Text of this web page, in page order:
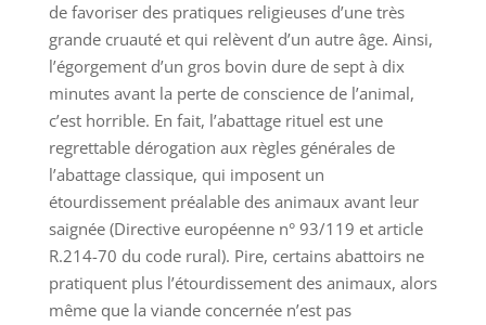
de favoriser des pratiques religieuses d’une très
grande cruauté et qui relèvent d’un autre âge. Ainsi,
l’égorgement d’un gros bovin dure de sept à dix
minutes avant la perte de conscience de l’animal,
c’est horrible. En fait, l’abattage rituel est une
regrettable dérogation aux règles générales de
l’abattage classique, qui imposent un
étourdissement préalable des animaux avant leur
saignée (Directive européenne n° 93/119 et article
R.214-70 du code rural). Pire, certains abattoirs ne
pratiquent plus l’étourdissement des animaux, alors
même que la viande concernée n’est pas